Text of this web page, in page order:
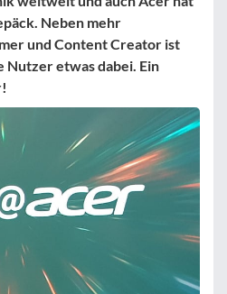
Neben mehr
und Content Creator ist
Nutzer etwas dabei. Ein